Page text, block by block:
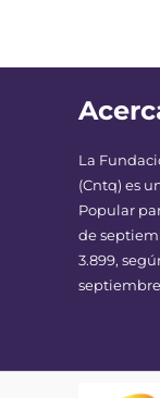
La
(Cntq) es
Popular
de
3.899,